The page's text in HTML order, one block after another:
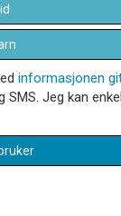
informasjonen
Jeg kan